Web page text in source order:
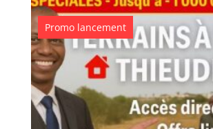
Promo lancement